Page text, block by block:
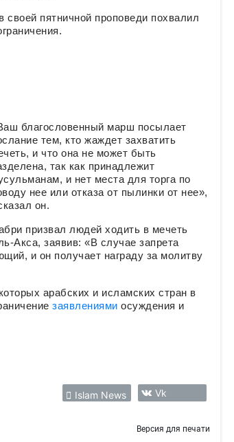
пятничной проповеди похвалил
благословенный марш посылает
тем, кто жаждет захватить
и что она не может быть
так как принадлежит
и нет места для торга по
нее или отказа от пылинки от нее»,
он.
призвал людей ходить в мечеть
Акса, заявив: «В случае запрета
и он получает награду за молитву
арабских и исламских стран в
заявлениями осуждения и
Islam News Vk
Версия для печати